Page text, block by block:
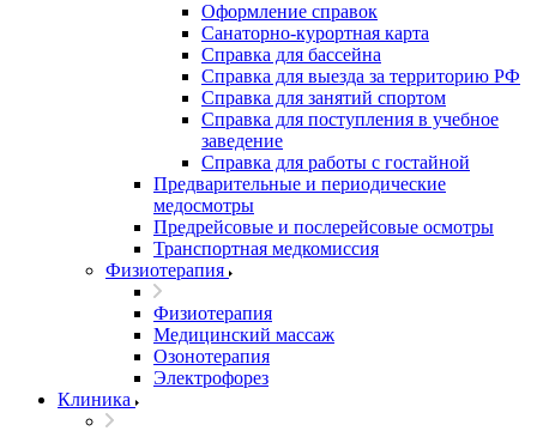
Оформление справок
Санаторно-курортная карта
Справка для бассейна
Справка для выезда за территорию РФ
Справка для занятий спортом
Справка для поступления в учебное
заведение
Справка для работы с гостайной
Предварительные и периодические
медосмотры
Предрейсовые и послерейсовые осмотры
Транспортная медкомиссия
Физиотерапия
Физиотерапия
Медицинский массаж
Озонотерапия
Электрофорез
Клиника